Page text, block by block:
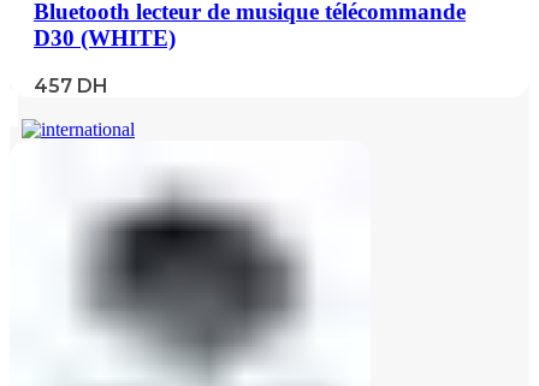
Bluetooth lecteur de musique télécommande
D30 (WHITE)
457 DH